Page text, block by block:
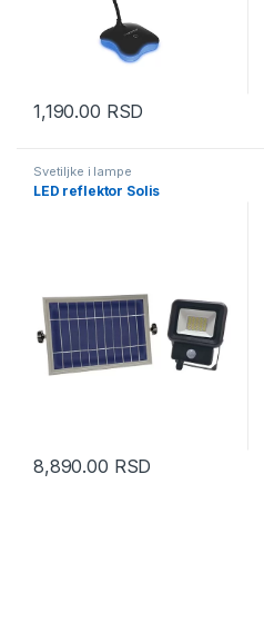
1,190.00 RSD
Svetiljke i lampe
LED reflektor Solis
8,890.00 RSD